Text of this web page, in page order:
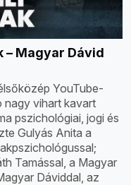
– Magyar Dávid
YouTube-
vihart kavart
pszichológiai, jogi és
Gulyás Anita a
Tamással, a Magyar
Dáviddal, az